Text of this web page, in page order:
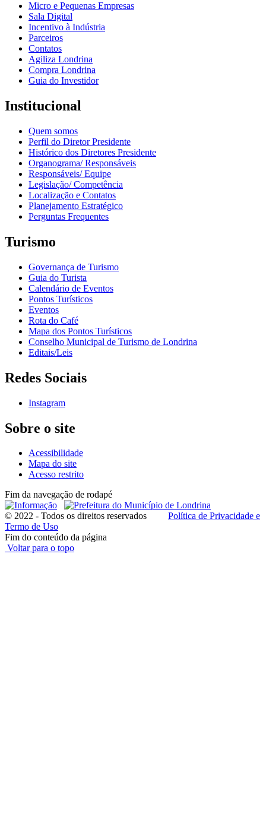
Micro e Pequenas Empresas
Sala Digital
Incentivo à Indústria
Parceiros
Contatos
Agiliza Londrina
Compra Londrina
Guia do Investidor
Institucional
Quem somos
Perfil do Diretor Presidente
Histórico dos Diretores Presidente
Organograma/ Responsáveis
Responsáveis/ Equipe
Legislação/ Competência
Localização e Contatos
Planejamento Estratégico
Perguntas Frequentes
Turismo
Governança de Turismo
Guia do Turista
Calendário de Eventos
Pontos Turísticos
Eventos
Rota do Café
Mapa dos Pontos Turísticos
Conselho Municipal de Turismo de Londrina
Editais/Leis
Redes Sociais
Instagram
Sobre o site
Acessibilidade
Mapa do site
Acesso restrito
Fim da navegação de rodapé
© 2022 - Todos os direitos reservados Política de Privacidade e
Termo de Uso
Fim do conteúdo da página
Voltar para o topo